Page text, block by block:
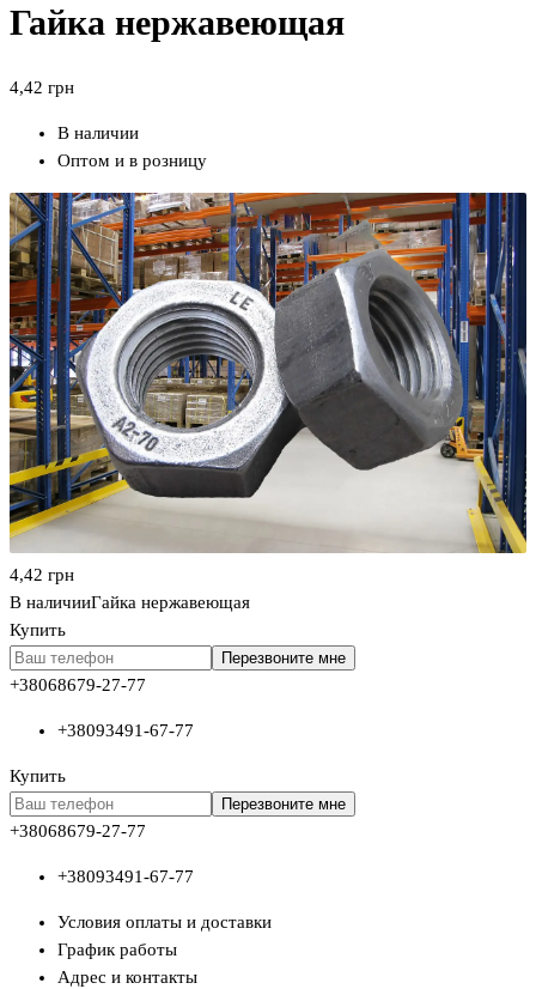
Гайка нержавеющая
4,42 грн
В наличии
Оптом и в розницу
4,42 грн
В наличииГайка нержавеющая
Купить
Перезвоните мне
+38068679-27-77
+38093491-67-77
Купить
Перезвоните мне
+38068679-27-77
+38093491-67-77
Условия оплаты и доставки
График работы
Адрес и контакты